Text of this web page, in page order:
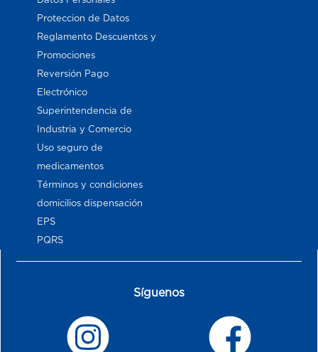
Proteccion de Datos
Reglamento Descuentos y
Promociones
Reversión Pago
Electrónico
Superintendencia de
Industria y Comercio
Uso seguro de
medicamentos
Términos y condiciones
domicilios dispensación
EPS
PQRS
Síguenos